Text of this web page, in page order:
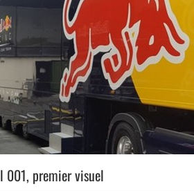
001, premier visuel